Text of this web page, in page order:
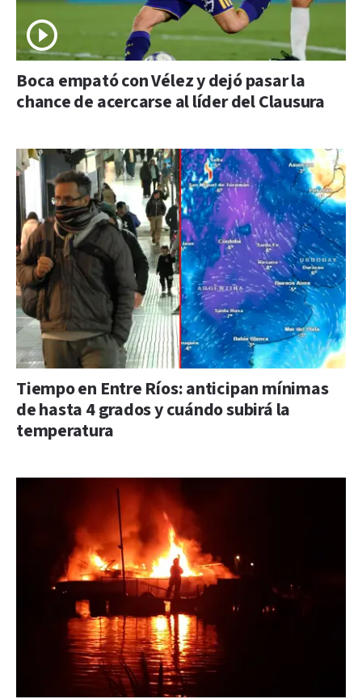
Boca empató con Vélez y dejó pasar la
chance de acercarse al líder del Clausura
Tiempo en Entre Ríos: anticipan mínimas
de hasta 4 grados y cuándo subirá la
temperatura